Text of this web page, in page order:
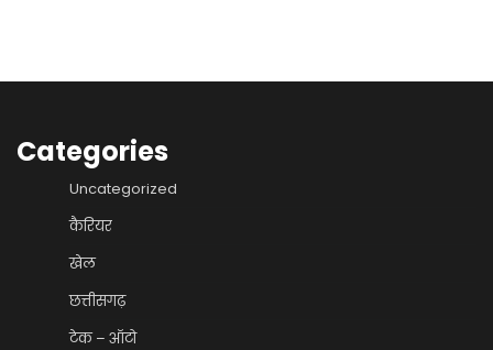
Categories
Uncategorized
कैरियर
खेल
छत्तीसगढ़
टेक – ऑटो